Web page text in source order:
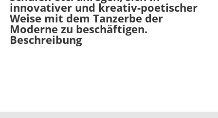
innovativer und kreativ-poetischer
Weise mit dem Tanzerbe der
Moderne zu beschäftigen.
Beschreibung